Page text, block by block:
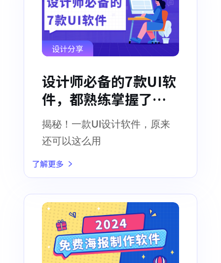
设计分享
设计师必备的7款UI软
件，都熟练掌握了
吗？
揭秘！一款UI设计软件，原来
还可以这么用
了解更多